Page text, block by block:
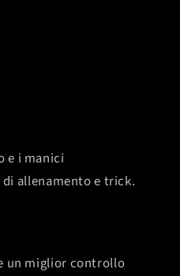
e i manici
allenamento e trick.
un miglior controllo